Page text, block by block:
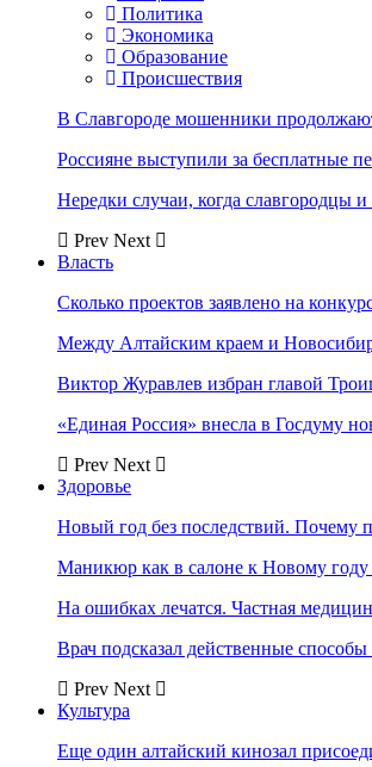
Политика
Экономика
Образование
Происшествия
В Славгороде мошенники
Россияне выступили за бесплатные
Нередки случаи, когда славгородцы
Prev Next
Власть
Сколько проектов заявлено на
Между Алтайским краем и
Виктор Журавлев избран главой
«Единая Россия» внесла в Госдуму
Prev Next
Здоровье
Новый год без последствий. Почему
Маникюр как в салоне к Новому
На ошибках лечатся. Частная
Врач подсказал действенные
Prev Next
Культура
Еще один алтайский кинозал